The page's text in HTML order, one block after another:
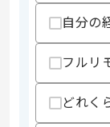
自分の
フルリ
どれく